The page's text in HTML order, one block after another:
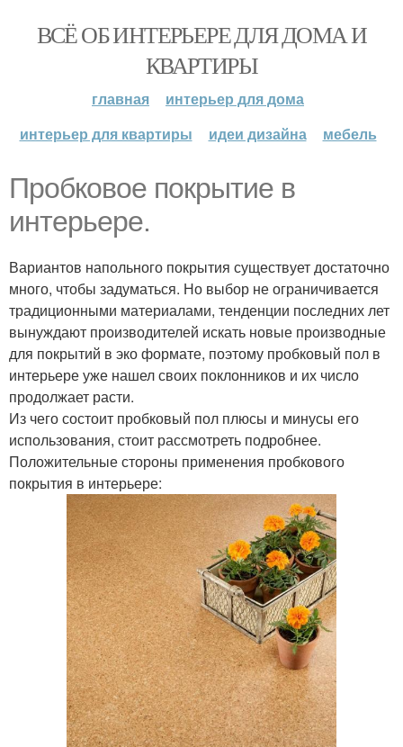
ВСЁ ОБ ИНТЕРЬЕРЕ ДЛЯ ДОМА И
КВАРТИРЫ
главная
интерьер для дома
интерьер для квартиры
идеи дизайна мебель
Пробковое покрытие в
интерьере.
Вариантов напольного покрытия существует достаточно
много, чтобы задуматься. Но выбор не ограничивается
традиционными материалами, тенденции последних лет
вынуждают производителей искать новые производные
для покрытий в эко формате, поэтому пробковый пол в
интерьере уже нашел своих поклонников и их число
продолжает расти.
Из чего состоит пробковый пол плюсы и минусы его
использования, стоит рассмотреть подробнее.
Положительные стороны применения пробкового
покрытия в интерьере: